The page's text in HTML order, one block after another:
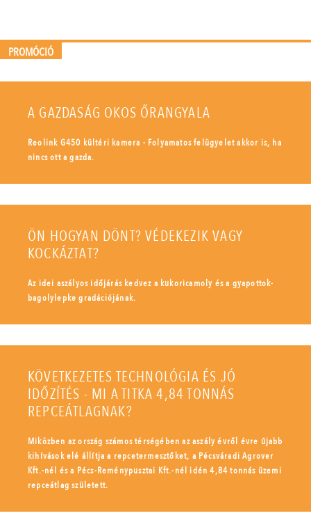
PROMÓCIÓ
A GAZDASÁG OKOS ŐRANGYALA
Reolink G450 kültéri kamera - Folyamatos felügyelet akkor is, ha
nincs ott a gazda.
ÖN HOGYAN DÖNT? VÉDEKEZIK VAGY
KOCKÁZTAT?
Az idei aszályos időjárás kedvez a kukoricamoly és a gyapottok-
bagolylepke gradációjának.
KÖVETKEZETES TECHNOLÓGIA ÉS JÓ
IDŐZÍTÉS - MI A TITKA 4,84 TONNÁS
REPCEÁTLAGNAK?
Miközben az ország számos térségében az aszály évről évre újabb
kihívások elé állítja a repcetermesztőket, a Pécsváradi Agrover
Kft.-nél és a Pécs-Reménypusztai Kft.-nél idén 4,84 tonnás üzemi
repceátlag született.